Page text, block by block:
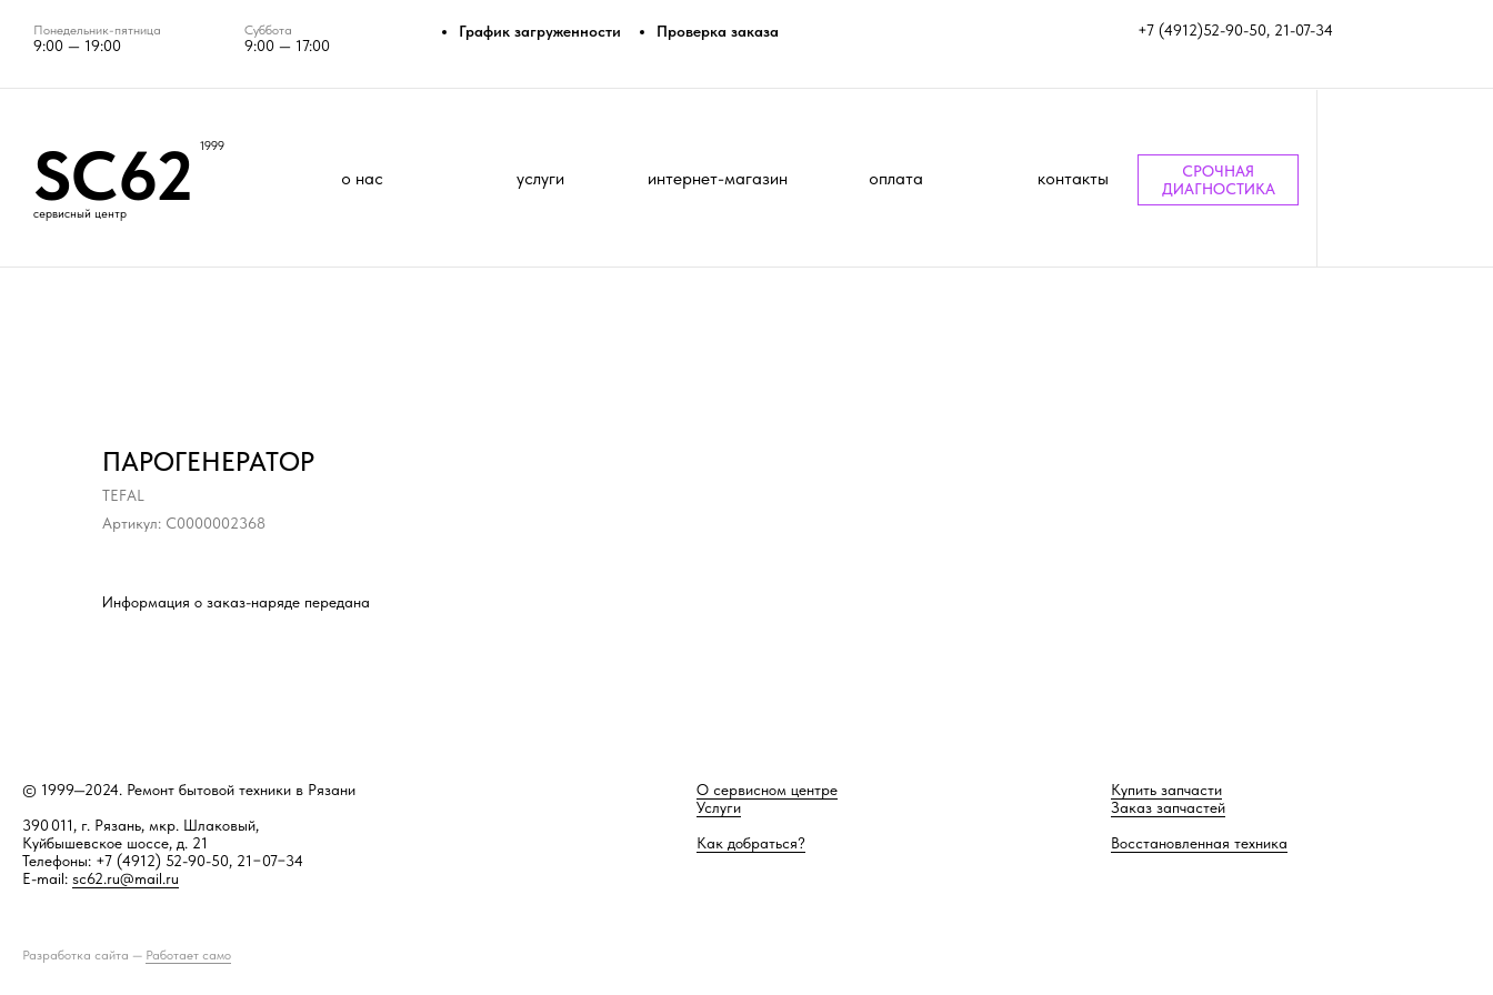
Понедельник-пятница
9:00 — 19:00
+7 (4912)52-90-50, 21-07-34
услуги
Суббота
9:00 — 17:00
интернет-магазин оплата контакты
о нас
График загруженности Проверка заказа
SC62 1999
сервисный центр
СРОЧНАЯ
ДИАГНОСТИКА
ПАРОГЕНЕРАТОР
TEFAL
Артикул: С0000002368
Информация о заказ-наряде передана
Разработка сайта — Работает само
© 1999—2024. Ремонт бытовой техники в Рязани
390 011, г. Рязань, мкр. Шлаковый,
Куйбышевское шоссе, д. 21
Телефоны: +7 (4912) 52-90-50, 21−07−34
E-mail: sc62.ru@mail.ru
О сервисном центре
Услуги
Как добраться?
Купить запчасти
Заказ запчастей
Восстановленная техника